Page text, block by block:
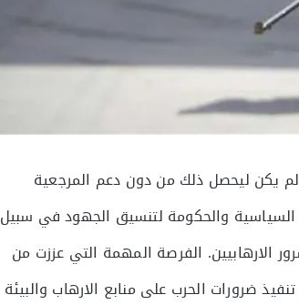
يكن ليحصل ذلك من دون دعم المرجعية
والحكومة لتنسيق الجهود في سبيل
الارهابيين. الفرصة المهمة التي عززت من
ضرورات الحرب على منابع الارهاب والبيئة